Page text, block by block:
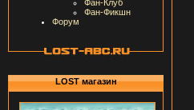
Фан-Клуб
Фан-Фикшн
Форум
LOST магазин